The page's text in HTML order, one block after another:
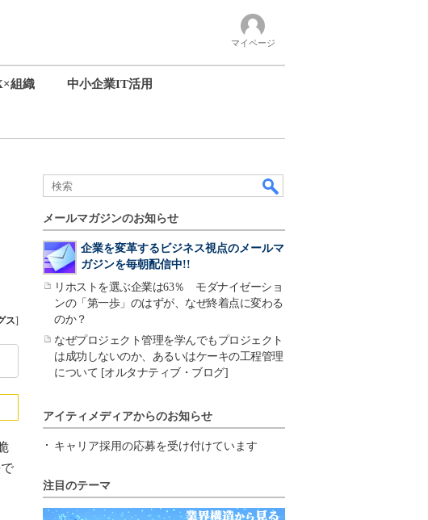
マイページ
組織 中小企業IT活用
ス]
メールマガジンのお知らせ
企業を変革するビジネス視点のメールマ
ガジンを毎朝配信中!!
リホストを選ぶ企業は63％ モダナイゼーショ
ンの「第一歩」のはずが、なぜ終着点に変わる
のか？
なぜプロジェクト管理を学んでもプロジェクト
は成功しないのか、あるいはケーキの工程管理
について [オルタナティブ・ブログ]
アイティメディアからのお知らせ
キャリア採用の応募を受け付けています
注目のテーマ